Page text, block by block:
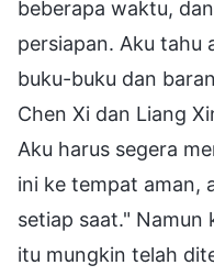
beberapa waktu,
persiapan. Aku tahu
buku-buku dan
Chen Xi dan Liang
Aku harus segera
ini ke tempat aman,
setiap saat." Namun
itu mungkin telah